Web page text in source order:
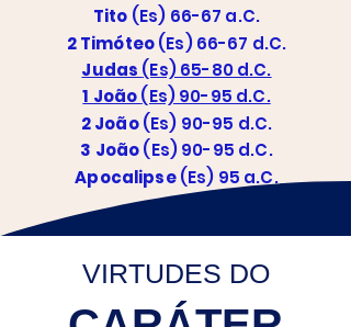
Tito (Es) 66-67 a.C.
2 Timóteo(Es) 66-67 d.C.
Judas (Es) 65-80 d.C.
1 João(Es) 90-95 d.C.
2 João(Es) 90-95 d.C.
3 João(Es) 90-95 d.C.
Apocalipse(Es) 95 a.C.
VIRTUDES DO